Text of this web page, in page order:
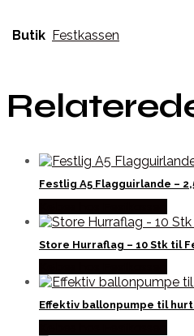
Butik Festkassen
Festlig A5 Flagguirlande –
Store Hurraflag – 10 Stk til
Effektiv ballonpumpe til